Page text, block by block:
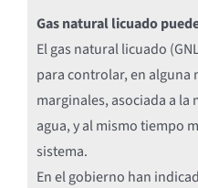
Gas natural licuado
El gas natural licuado
para controlar, en alguna
marginales, asociada a
agua, y al mismo tiempo
sistema.
En el gobierno han